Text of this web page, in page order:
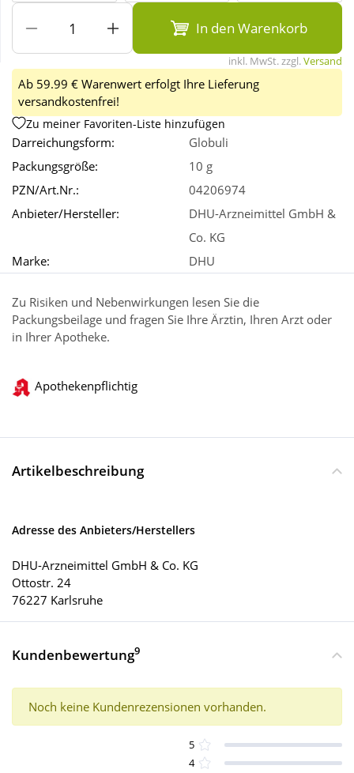
Wellness
In den Warenkorb
inkl. MwSt. zzgl.Versand
Ab 59.99 € Warenwert erfolgt Ihre Lieferung
versandkostenfrei!
Zu meiner Favoriten-Liste hinzufügen
Darreichungsform:
Globuli
Packungsgröße:
10 g
PZN/Art.Nr.:
04206974
Anbieter/Hersteller:
DHU-Arzneimittel GmbH &
Co. KG
Marke:
DHU
Zu Risiken und Nebenwirkungen lesen Sie die
Packungsbeilage und fragen Sie Ihre Ärztin, Ihren Arzt oder
in Ihrer Apotheke.
Apothekenpflichtig
Artikelbeschreibung
Adresse des Anbieters/Herstellers
DHU-Arzneimittel GmbH & Co. KG
Ottostr. 24
76227 Karlsruhe
Kundenbewertung9
Noch keine Kundenrezensionen vorhanden.
5
4